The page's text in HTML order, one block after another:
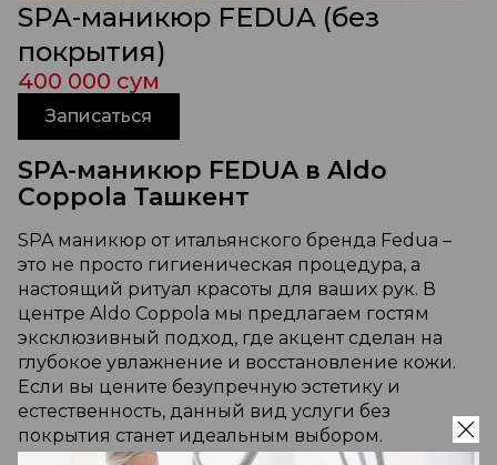
SPA-маникюр FEDUA (без
покрытия)
400 000 сум
Записаться
SPA-маникюр FEDUA в Aldo
Coppola Ташкент
SPA маникюр от итальянского бренда Fedua –
это не просто гигиеническая процедура, а
настоящий ритуал красоты для ваших рук. В
центре Aldo Coppola мы предлагаем гостям
эксклюзивный подход, где акцент сделан на
глубокое увлажнение и восстановление кожи.
Если вы цените безупречную эстетику и
естественность, данный вид услуги без
покрытия станет идеальным выбором.
Профессиональный маникюр в салоне Ташкент